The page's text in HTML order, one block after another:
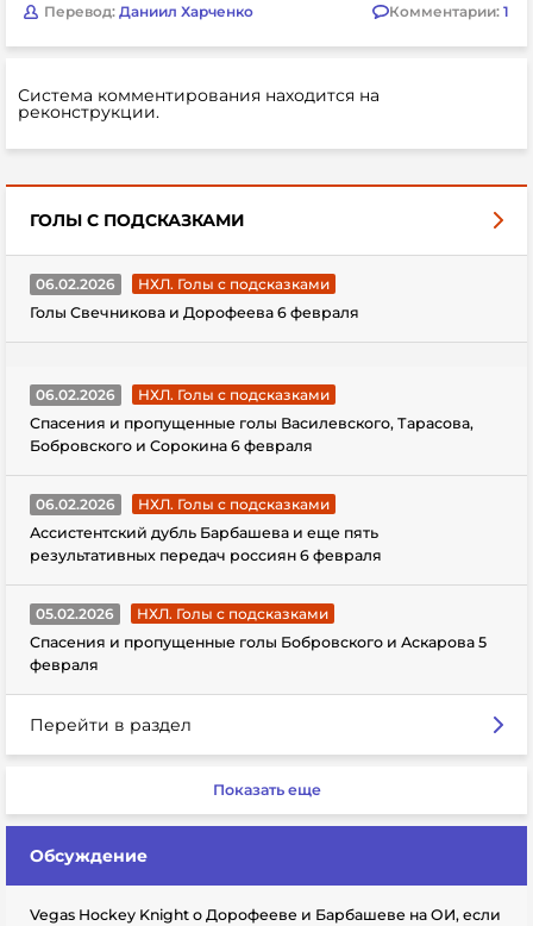
Перевод: Даниил Харченко Комментарии: 1
Система комментирования находится на
реконструкции.
ГОЛЫ С ПОДСКАЗКАМИ
06.02.2026
НХЛ. Голы с подсказками
Голы Свечникова и Дорофеева 6 февраля
06.02.2026
НХЛ. Голы с подсказками
Спасения и пропущенные голы Василевского, Тарасова,
Бобровского и Сорокина 6 февраля
06.02.2026
НХЛ. Голы с подсказками
Ассистентский дубль Барбашева и еще пять
результативных передач россиян 6 февраля
05.02.2026
НХЛ. Голы с подсказками
Спасения и пропущенные голы Бобровского и Аскарова 5
февраля
Перейти в раздел
Показать еще
Обсуждение
Vegas Hockey Knight о Дорофееве и Барбашеве на ОИ, если